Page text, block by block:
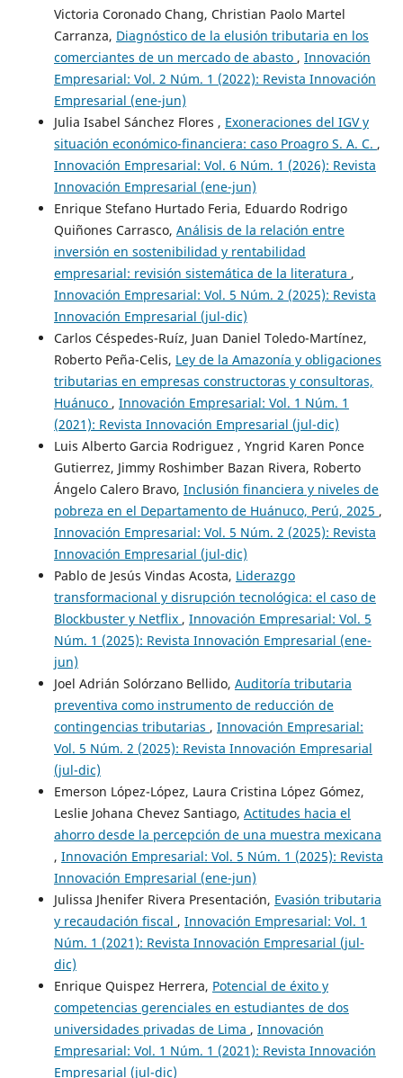
Victoria Coronado Chang, Christian Paolo Martel
Carranza, Diagnóstico de la elusión tributaria en los
comerciantes de un mercado de abasto , Innovación
Empresarial: Vol. 2 Núm. 1 (2022): Revista Innovación
Empresarial (ene-jun)
Julia Isabel Sánchez Flores , Exoneraciones del IGV y
situación económico-financiera: caso Proagro S. A. C. ,
Innovación Empresarial: Vol. 6 Núm. 1 (2026): Revista
Innovación Empresarial (ene-jun)
Enrique Stefano Hurtado Feria, Eduardo Rodrigo
Quiñones Carrasco, Análisis de la relación entre
inversión en sostenibilidad y rentabilidad
empresarial: revisión sistemática de la literatura ,
Innovación Empresarial: Vol. 5 Núm. 2 (2025): Revista
Innovación Empresarial (jul-dic)
Carlos Céspedes-Ruíz, Juan Daniel Toledo-Martínez,
Roberto Peña-Celis, Ley de la Amazonía y obligaciones
tributarias en empresas constructoras y consultoras,
Huánuco , Innovación Empresarial: Vol. 1 Núm. 1
(2021): Revista Innovación Empresarial (jul-dic)
Luis Alberto Garcia Rodriguez , Yngrid Karen Ponce
Gutierrez, Jimmy Roshimber Bazan Rivera, Roberto
Ángelo Calero Bravo, Inclusión financiera y niveles de
pobreza en el Departamento de Huánuco, Perú, 2025 ,
Innovación Empresarial: Vol. 5 Núm. 2 (2025): Revista
Innovación Empresarial (jul-dic)
Pablo de Jesús Vindas Acosta, Liderazgo
transformacional y disrupción tecnológica: el caso de
Blockbuster y Netflix , Innovación Empresarial: Vol. 5
Núm. 1 (2025): Revista Innovación Empresarial (ene-
jun)
Joel Adrián Solórzano Bellido, Auditoría tributaria
preventiva como instrumento de reducción de
contingencias tributarias , Innovación Empresarial:
Vol. 5 Núm. 2 (2025): Revista Innovación Empresarial
(jul-dic)
Emerson López-López, Laura Cristina López Gómez,
Leslie Johana Chevez Santiago, Actitudes hacia el
ahorro desde la percepción de una muestra mexicana
, Innovación Empresarial: Vol. 5 Núm. 1 (2025): Revista
Innovación Empresarial (ene-jun)
Julissa Jhenifer Rivera Presentación, Evasión tributaria
y recaudación fiscal , Innovación Empresarial: Vol. 1
Núm. 1 (2021): Revista Innovación Empresarial (jul-
dic)
Enrique Quispez Herrera, Potencial de éxito y
competencias gerenciales en estudiantes de dos
universidades privadas de Lima , Innovación
Empresarial: Vol. 1 Núm. 1 (2021): Revista Innovación
Empresarial (jul-dic)